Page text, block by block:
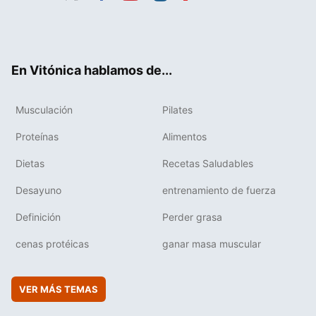
En Vitónica hablamos de...
Musculación Pilates
Proteínas Alimentos
Dietas Recetas Saludables
Desayuno entrenamiento de fuerza
Definición Perder grasa
cenas protéicas ganar masa muscular
VER MÁS TEMAS